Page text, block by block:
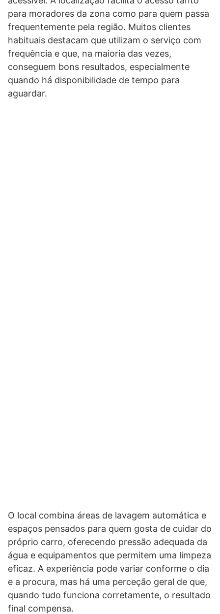
para moradores da zona como para quem passa
frequentemente pela região. Muitos clientes
habituais destacam que utilizam o serviço com
frequência e que, na maioria das vezes,
conseguem bons resultados, especialmente
quando há disponibilidade de tempo para
aguardar.
O local combina áreas de lavagem automática e
espaços pensados para quem gosta de cuidar do
próprio carro, oferecendo pressão adequada da
água e equipamentos que permitem uma limpeza
eficaz. A experiência pode variar conforme o dia
e a procura, mas há uma perceção geral de que,
quando tudo funciona corretamente, o resultado
final compensa.